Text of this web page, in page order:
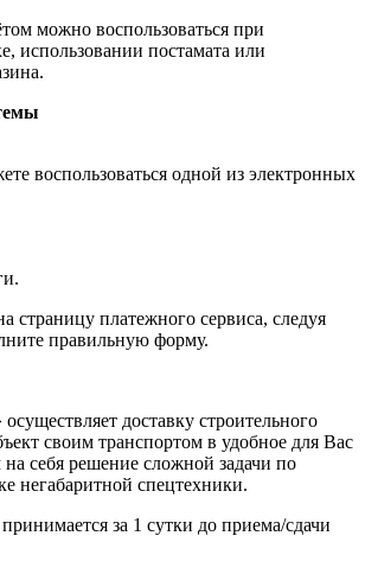
можно воспользоваться при
использовании постамата или
воспользоваться одной из электронных
страницу платежного сервиса, следуя
правильную форму.
доставку строительного
своим транспортом в удобное для Вас
себя решение сложной задачи по
негабаритной спецтехники.
за 1 сутки до приема/сдачи